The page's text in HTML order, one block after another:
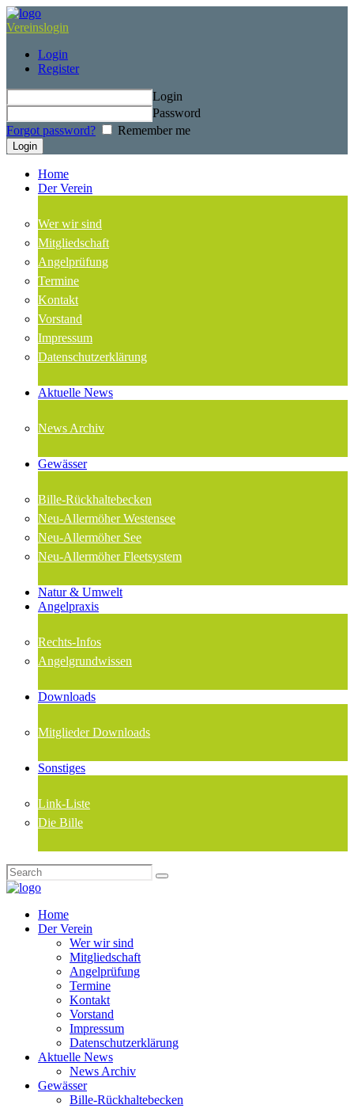
Vereinslogin
Login
Register
Login
Password
Forgot password?
Remember me
Home
Der Verein
Wer wir sind
Mitgliedschaft
Angelprüfung
Termine
Kontakt
Vorstand
Impressum
Datenschutzerklärung
Aktuelle News
News Archiv
Gewässer
Bille-Rückhaltebecken
Neu-Allermöher Westensee
Neu-Allermöher See
Neu-Allermöher Fleetsystem
Natur & Umwelt
Angelpraxis
Rechts-Infos
Angelgrundwissen
Downloads
Mitglieder Downloads
Sonstiges
Link-Liste
Die Bille
Home
Der Verein
Wer wir sind
Mitgliedschaft
Angelprüfung
Termine
Kontakt
Vorstand
Impressum
Datenschutzerklärung
Aktuelle News
News Archiv
Gewässer
Bille-Rückhaltebecken